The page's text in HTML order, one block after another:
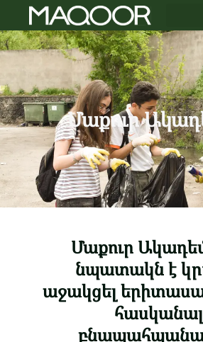
Մաքուր
Մաքուր
նպատակն է
աջակցել
հասկանալ